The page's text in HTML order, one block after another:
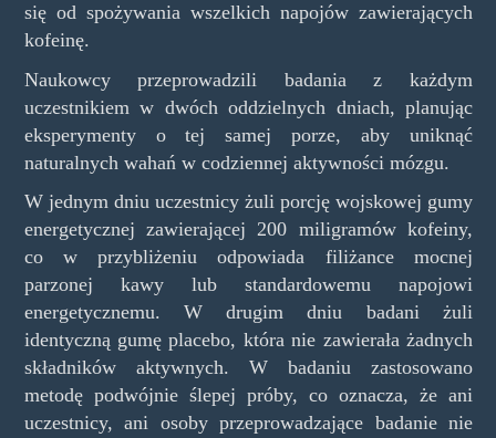
się od spożywania wszelkich napojów zawierających
kofeinę.
Naukowcy przeprowadzili badania z każdym
uczestnikiem w dwóch oddzielnych dniach, planując
eksperymenty o tej samej porze, aby uniknąć
naturalnych wahań w codziennej aktywności mózgu.
W jednym dniu uczestnicy żuli porcję wojskowej gumy
energetycznej zawierającej 200 miligramów kofeiny,
co w przybliżeniu odpowiada filiżance mocnej
parzonej kawy lub standardowemu napojowi
energetycznemu. W drugim dniu badani żuli
identyczną gumę placebo, która nie zawierała żadnych
składników aktywnych. W badaniu zastosowano
metodę podwójnie ślepej próby, co oznacza, że ani
uczestnicy, ani osoby przeprowadzające badanie nie